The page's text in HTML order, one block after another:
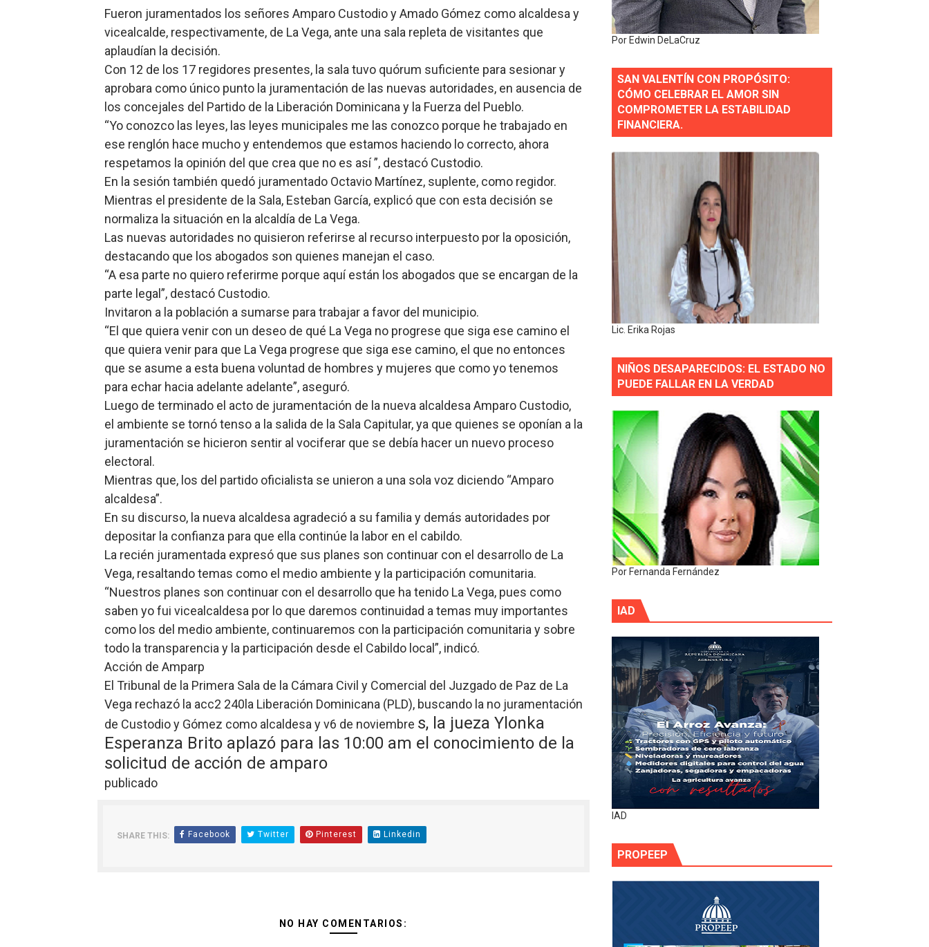
Lee Ballester a los que se forman como agentes “Todo el equipo de la DGM debe acogerse a normas éticas y ser garante de los derechos de
Operativo Interinstitucional “Compromiso Ambiental 2.0”
Trabajadores de la prensa y Obispado de la Provincia Santo Domingo Acuerdan Alianza Estratégica para Impulsar el Desarrollo de Santo
Ministerio de Cultura anuncia ganadores de Premios Anuales de Literatura 2026 y el de Historia 2025
Más de 180 dirigentes sindicales de las Américas se reúnen en República Dominicana para fortalecer el diálogo social y el trabajo decente
Fueron juramentados los señores Amparo Custodio y Amado Gómez como alcaldesa y
vicealcalde, respectivamente, de La Vega, ante una sala repleta de visitantes que
aplaudían la decisión.
Con 12 de los 17 regidores presentes, la sala tuvo quórum suficiente para sesionar y
aprobara como único punto la juramentación de las nuevas autoridades, en ausencia de
los concejales del Partido de la Liberación Dominicana y la Fuerza del Pueblo.
“Yo conozco las leyes, las leyes municipales me las conozco porque he trabajado en
ese renglón hace mucho y entendemos que estamos haciendo lo correcto, ahora
respetamos la opinión del que crea que no es así ”, destacó Custodio.
En la sesión también quedó juramentado Octavio Martínez, suplente, como regidor.
Mientras el presidente de la Sala, Esteban García, explicó que con esta decisión se
normaliza la situación en la alcaldía de La Vega.
Las nuevas autoridades no quisieron referirse al recurso interpuesto por la oposición,
destacando que los abogados son quienes manejan el caso.
“A esa parte no quiero referirme porque aquí están los abogados que se encargan de la
parte legal”, destacó Custodio.
Invitaron a la población a sumarse para trabajar a favor del municipio.
“El que quiera venir con un deseo de qué La Vega no progrese que siga ese camino el
que quiera venir para que La Vega progrese que siga ese camino, el que no entonces
que se asume a esta buena voluntad de hombres y mujeres que como yo tenemos
para echar hacia adelante adelante”, aseguró.
Luego de terminado el acto de juramentación de la nueva alcaldesa Amparo Custodio,
el ambiente se tornó tenso a la salida de la Sala Capitular, ya que quienes se oponían a la
juramentación se hicieron sentir al vociferar que se debía hacer un nuevo proceso
electoral.
Mientras que, los del partido oficialista se unieron a una sola voz diciendo “Amparo
alcaldesa”.
En su discurso, la nueva alcaldesa agradeció a su familia y demás autoridades por
depositar la confianza para que ella continúe la labor en el cabildo.
La recién juramentada expresó que sus planes son continuar con el desarrollo de La
Vega, resaltando temas como el medio ambiente y la participación comunitaria.
“Nuestros planes son continuar con el desarrollo que ha tenido La Vega, pues como
saben yo fui vicealcaldesa por lo que daremos continuidad a temas muy importantes
como los del medio ambiente, continuaremos con la participación comunitaria y sobre
todo la transparencia y la participación desde el Cabildo local”, indicó.
Acción de Amparp
El Tribunal de la Primera Sala de la Cámara Civil y Comercial del Juzgado de Paz de La
Vega rechazó la acc2 240la Liberación Dominicana (PLD), buscando la no juramentación
de Custodio y Gómez como alcaldesa y v6 de noviembre s, la jueza Ylonka
Esperanza Brito aplazó para las 10:00 am el conocimiento de la
solicitud de acción de amparo
publicado
SHARE THIS: Facebook Twitter Pinterest Linkedin
NO HAY COMENTARIOS:
Por Edwin DeLaCruz
SAN VALENTÍN CON PROPÓSITO:
CÓMO CELEBRAR EL AMOR SIN
COMPROMETER LA ESTABILIDAD
FINANCIERA.
Lic. Erika Rojas
NIÑOS DESAPARECIDOS: EL ESTADO NO
PUEDE FALLAR EN LA VERDAD
Por Fernanda Fernández
IAD
IAD
PROPEEP